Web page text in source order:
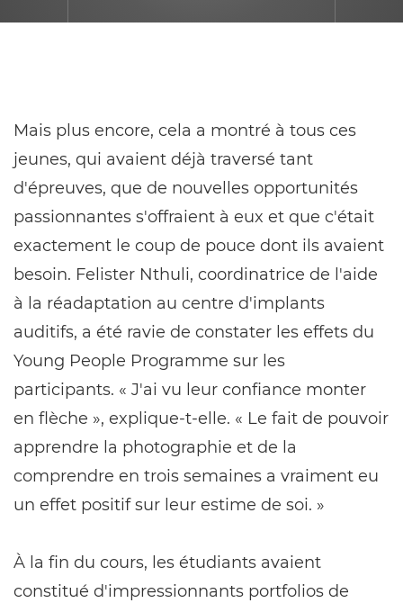
Mais plus encore, cela a montré à tous ces
jeunes, qui avaient déjà traversé tant
d'épreuves, que de nouvelles opportunités
passionnantes s'offraient à eux et que c'était
exactement le coup de pouce dont ils avaient
besoin. Felister Nthuli, coordinatrice de l'aide
à la réadaptation au centre d'implants
auditifs, a été ravie de constater les effets du
Young People Programme sur les
participants. « J'ai vu leur confiance monter
en flèche », explique-t-elle. « Le fait de pouvoir
apprendre la photographie et de la
comprendre en trois semaines a vraiment eu
un effet positif sur leur estime de soi. »
À la fin du cours, les étudiants avaient
constitué d'impressionnants portfolios de